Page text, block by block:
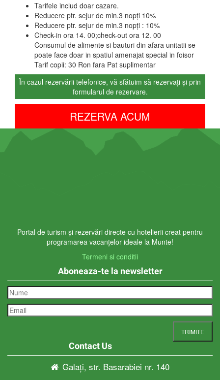
Tarifele includ doar cazare.
Reducere ptr. sejur de min.3 nopți 10%
Reducere ptr. sejur de min.3 nopți : 10%
Check-in ora 14. 00;check-out ora 12. 00
Consumul de alimente si bauturi din afara unitatii se
poate face doar in spatiul amenajat special in foisor
Tarif copii: 30 Ron fara Pat suplimentar
În cazul rezervării telefonice, vă sfătuim să rezervați și prin
formularul de rezervare.
REZERVA ACUM
Portal de turism și rezervări directe cu hotelierii creat pentru
programarea vacanțelor ideale la Munte!
Termeni si conditii
Aboneaza-te la newsletter
Contact Us
Galați, str. Basarabiei nr. 140